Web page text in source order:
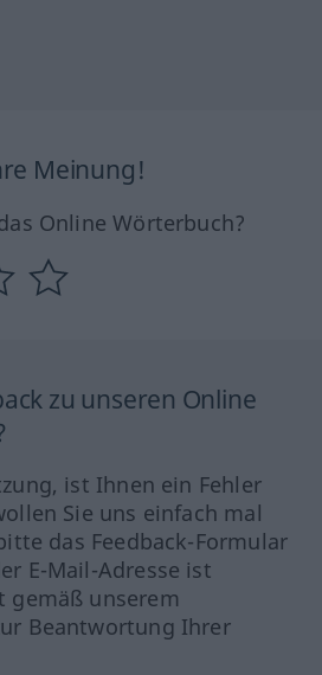
Meinung!
Online Wörterbuch?
zu unseren Online
ist Ihnen ein Fehler
Sie uns einfach mal
das Feedback-Formular
E-Mail-Adresse ist
unserem
Beantwortung Ihrer